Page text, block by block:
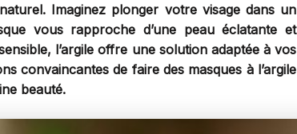
Imaginez plonger votre visage dans un
vous rapproche d’une peau éclatante et
l’argile offre une solution adaptée à vos
convaincantes de faire des masques à l’argile
beauté.